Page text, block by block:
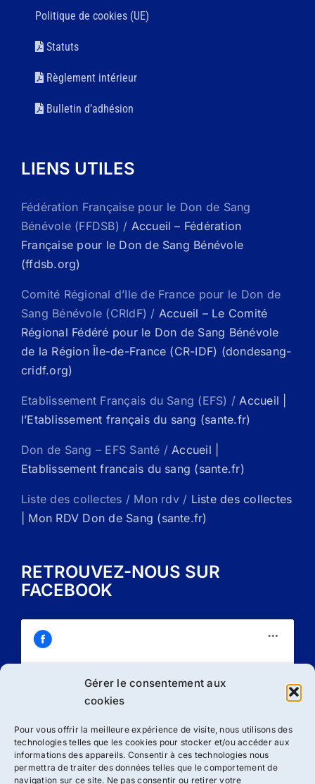
Gérer le consentement aux
cookies
Pour vous offrir la meilleure expérience de visite, nous utilisons des
technologies telles que les cookies pour stocker et/ou accéder aux
informations des appareils. Consentir à ces technologies nous
permettra de traiter des données telles que le comportement de
navigation sur ce site. Ne pas consentir ou retirer votre
Politique de cookies (UE)
Statuts
Règlement intérieur
Bulletin d’adhésion
LIENS UTILES
Fédération Française pour le Don de Sang
Bénévole (FFDSB) / Accueil – Fédération
Française pour le Don de Sang Bénévole
(ffdsb.org)
Comité Régional d’Ile de France pour le Don de
Sang Bénévole (CRIdF) / Accueil – Le Comité
Régional Fédéré pour le Don de Sang Bénévole
de la Région Île-de-France (CR-IDF) (dondesang-
cridf.org)
Etablissement Français du Sang (EFS) /Accueil |
l’Etablissement français du sang (sante.fr)
Don de Sang – EFS Santé /Accueil |
Etablissement francais du sang (sante.fr)
Liste des collectes / Mon rdv / Liste des collectes
| Mon RDV Don de Sang (sante.fr)
RETROUVEZ-NOUS SUR
FACEBOOK
Cliquez sur « J’accepte » pour activer
J’accepte